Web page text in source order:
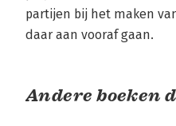
partijen bij het maken
daar aan vooraf gaan.
Andere boeken